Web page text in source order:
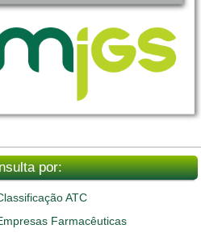
por:
ATC
Farmacêuticas